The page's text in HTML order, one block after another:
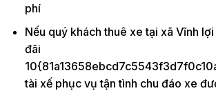
phí
Nếu quý khách thuê xe tại xã Vĩnh
đãi
tài xế phục vụ tận tình chu đáo xe